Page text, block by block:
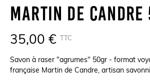
Martin De
35,00 € TTC
Savon à raser "agrumes" 50gr - format
française Martin de Candre, artisan